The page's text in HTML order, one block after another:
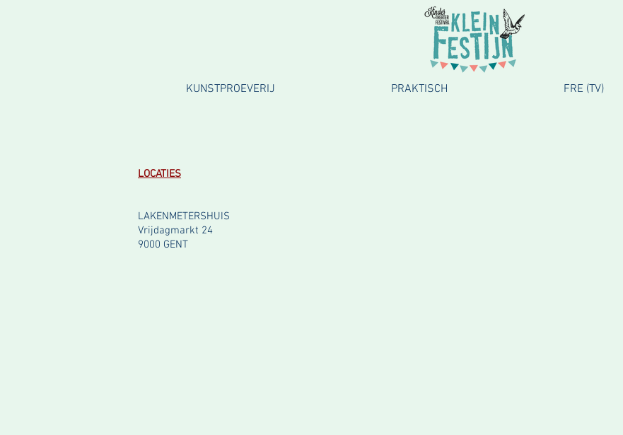
LOCATIES
LAKENMETERSHUIS
Vrijdagmarkt 24
9000 GENT
KUNSTPROEVERIJ PRAKTISCH FRE (TV)